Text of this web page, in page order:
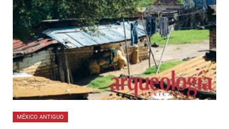
MÉXICO ANTIGUO